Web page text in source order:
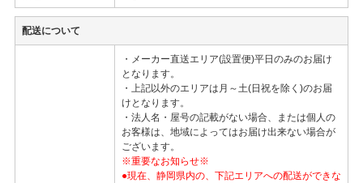
配送について
・メーカー直送エリア(設置便)平日のみのお届け
となります。
・上記以外のエリアは月～土(日祝を除く)のお届
けとなります。
・法人名・屋号の記載がない場合、または個人の
お客様は、地域によってはお届け出来ない場合が
ございます。
※重要なお知らせ※
●現在、静岡県内の、下記エリアへの配送ができな